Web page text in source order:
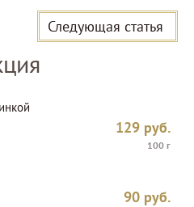
Следующая статья
129 руб.
100 г
90 руб.